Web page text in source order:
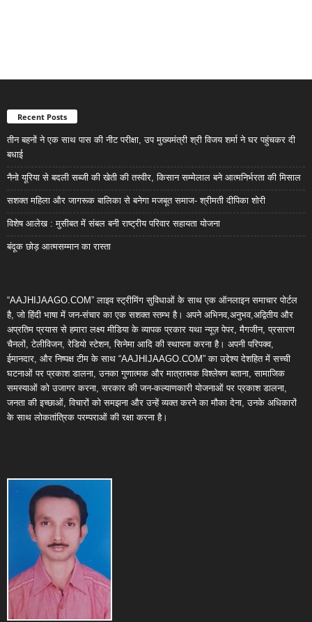
Recent Posts
तीन बहनों ने एक साथ पास की नीट परीक्षा, उप मुख्यमंत्री श्री विजय शर्मा ने घर पहुंचकर दी
बधाई
नैनो यूरिया से बदली सब्जी की खेती की तस्वीर, किसान सम्मेलाल बने आत्मनिर्भरता की मिसाल
सशक्त महिला और जागरूक बालिका से बनेगा मजबूत समाज- श्रीमती दीपिका शोरी
विशेष आलेख : मुसीबत में संबल बनी राष्ट्रीय परिवार सहायता योजना
बंदूक छोड़ आत्मसम्मान का रास्ता
“AAJHIJAAGO.COM” लाइव स्ट्रीमिंग सुविधाओं के साथ एक ऑनलाइन समाचार पोर्टल
है, जो हिंदी भाषा में जन-संचार का एक सशक्त स्तम्भ है। अपने अभिनव,अनुभव,अद्वितीय और
अप्रतिम प्रयास से हमारा लक्ष्य मीडिया के व्यापक प्रकार यथा न्यूज़ पेपर, मैगजीन, प्रसारण
चैनलों, टेलीविजन, रेडियो स्टेशन, सिनेमा आदि की स्थापना करना है। अपनी परिपक्व,
ईमानदार, और निष्पक्ष टीम के साथ “AAJHIJAAGO.COM” का उद्देश्य देशहित में सच्ची
घटनाओं पर प्रकाश डालना, उनका गुणात्मक और मात्रात्मक विश्लेषण बताना, सामाजिक
समस्याओं को उजागर करना, सरकार की जन-कल्याणकारी योजनाओं पर प्रकाश डालना,
जनता की इच्छाओं, विचारों को समझना और उन्हें व्यक्त करने का मौका देना, उनके अधिकारों
के साथ लोकतांत्रिक परम्पराओं की रक्षा करना है।